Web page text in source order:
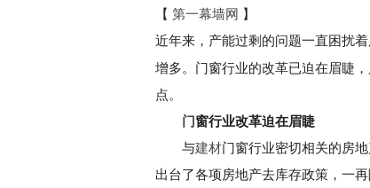
【 第一幕墙网
】
近年来，产能过剩的问题一直困扰
增多。门窗行业的改革已迫在眉睫
点。
门 窗行业改革迫在眉睫
与建材门窗行业密切相关的房
出台了各项房地产去库存政策，一